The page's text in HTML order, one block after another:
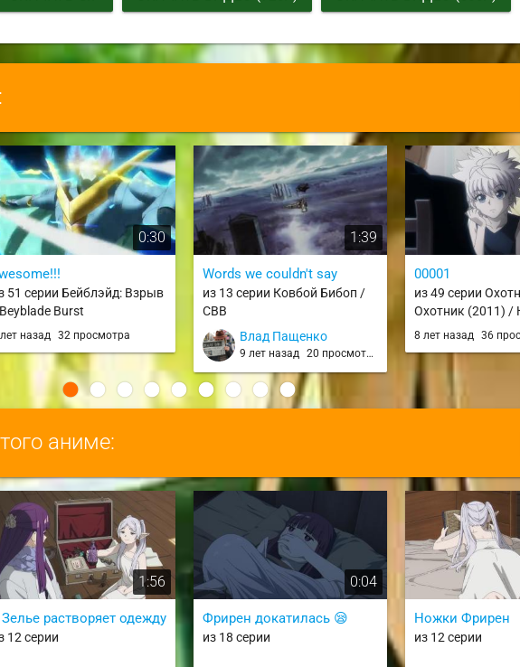
0:30
51 серии Бейблэйд: Взрыв
Burst
назад 32 просмотра
1:39
Words we couldn't say
из 13 серии Ковбой Бибоп /
CBB
Влад Пащенко
9 лет назад 20 просмотров
00001
из 49 серии
Охотник (2011) /
Hunter (2011)
8 лет назад 36
аниме:
1:56
растворяет одежду
12 серии
0:04
Фрирен докатилась 😪
из 18 серии
Ножки Фрирен
из 12 серии